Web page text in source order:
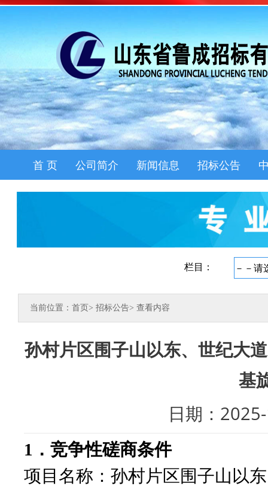
首 页 公司简介 新闻信息 招标公告
当前位置：首页 > 招标公告> 查看内容
孙村片区围子山以东、世纪大
基
日期：
1．竞争性磋商条件
项目名称：孙村片区围子山以